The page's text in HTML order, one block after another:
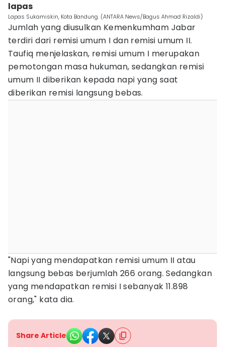
lapas
Lapas Sukamiskin, Kota Bandung. (ANTARA News/Bagus Ahmad Rizaldi)
Jumlah yang diusulkan Kemenkumham Jabar
terdiri dari remisi umum I dan remisi umum II.
Taufiq menjelaskan, remisi umum I merupakan
pemotongan masa hukuman, sedangkan remisi
umum II diberikan kepada napi yang saat
diberikan remisi langsung bebas.
"Napi yang mendapatkan remisi umum II atau
langsung bebas berjumlah 266 orang. Sedangkan
yang mendapatkan remisi I sebanyak 11.898
orang," kata dia.
Share Article